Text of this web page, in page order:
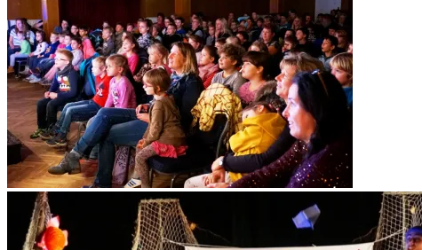
Das Premierenpublikum.